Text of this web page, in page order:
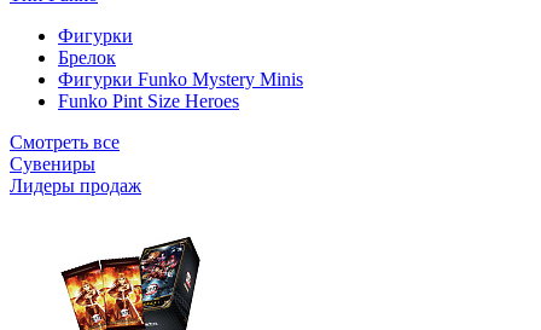
Фигурки
Брелок
Фигурки Funko Mystery Minis
Funko Pint Size Heroes
Смотреть все
Сувениры
Лидеры продаж